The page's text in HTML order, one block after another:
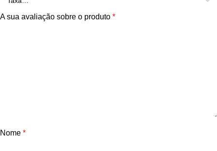
A sua avaliação sobre o produto *
Nome *